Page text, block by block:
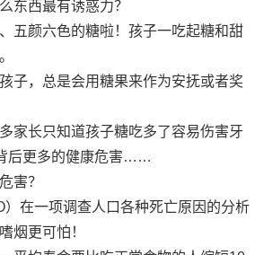
东西最有诱惑力？
五颜六色的糖啦！孩子一吃起糖和甜
子，总是会用糖果来作为安抚或者奖
家长只知道孩子糖吃多了容易伤害牙
后更多的健康危害……
害？
在一项调查人口各种死亡原因的分析
烟更可怕！